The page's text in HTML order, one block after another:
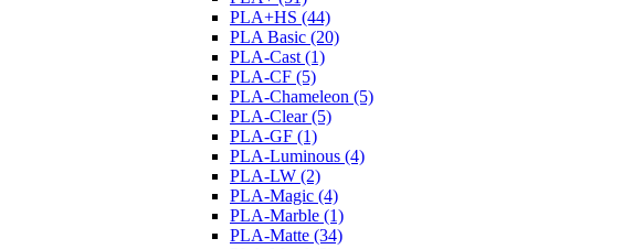
PLA+HS (44)
PLA Basic (20)
PLA-Cast (1)
PLA-CF (5)
PLA-Chameleon (5)
PLA-Clear (5)
PLA-GF (1)
PLA-Luminous (4)
PLA-LW (2)
PLA-Magic (4)
PLA-Marble (1)
PLA-Matte (34)